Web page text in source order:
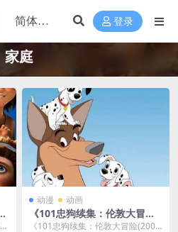
登录
家庭
动漫 动画
《101忠狗续集：伦敦大冒险
(2003)》[MP4/1.72GB]云网
《101忠狗续集：伦敦大冒险(200